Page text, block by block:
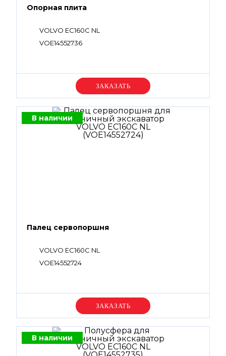
Опорная плита
VOLVO EC160C NL
VOE14552736
Уточняйте цену
В наличии
Палец сервопоршня
VOLVO EC160C NL
VOE14552724
Уточняйте цену
В наличии